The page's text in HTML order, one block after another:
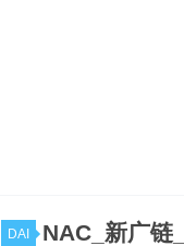
DAI NAC_新广链